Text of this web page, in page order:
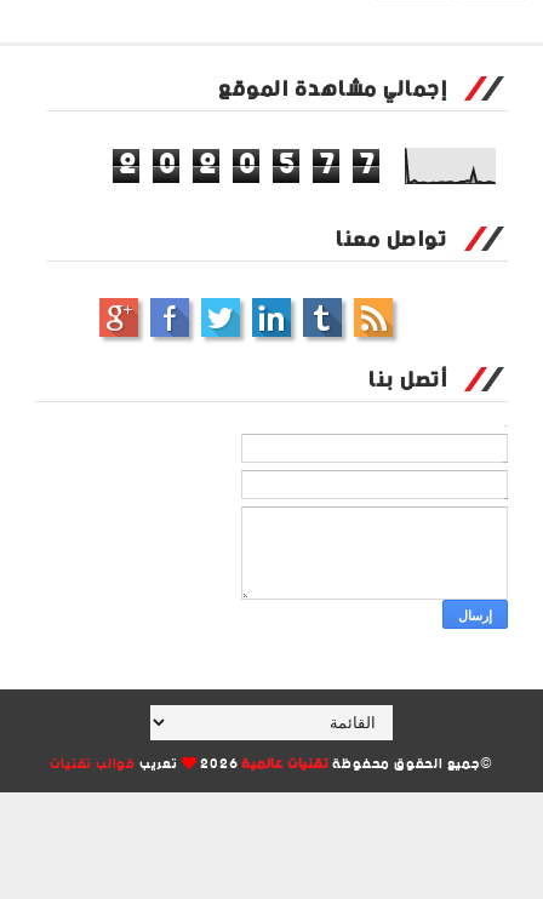
إجمالي مشاهدة الموقع
2 0 2 0 5 7 7
تواصل معنا
أتصل بنا
©جميع الحقوق محفوظةتقنيات عالمية2026 تعريبقوالب تقنيات